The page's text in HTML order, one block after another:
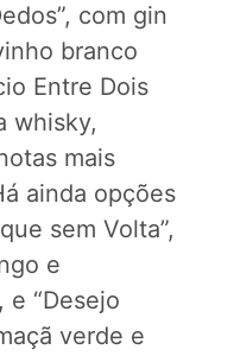
com gin
branco
Entre Dois
whisky,
mais
ainda opções
sem Volta”,
e
e “Desejo
verde e